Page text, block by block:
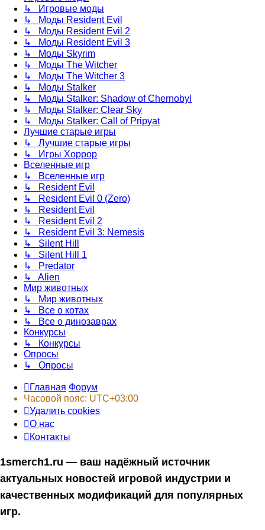
↳ Игровые моды
↳ Моды Resident Evil
↳ Моды Resident Evil 2
↳ Моды Resident Evil 3
↳ Моды Skyrim
↳ Моды The Witcher
↳ Моды The Witcher 3
↳ Моды Stalker
↳ Моды Stalker: Shadow of Chernobyl
↳ Моды Stalker: Clear Sky
↳ Моды Stalker: Call of Pripyat
Лучшие старые игры
↳ Лучшие старые игры
↳ Игры Хоррор
Вселенные игр
↳ Вселенные игр
↳ Resident Evil
↳ Resident Evil 0 (Zero)
↳ Resident Evil
↳ Resident Evil 2
↳ Resident Evil 3: Nemesis
↳ Silent Hill
↳ Silent Hill 1
↳ Predator
↳ Alien
Мир животных
↳ Мир животных
↳ Все о котах
↳ Все о динозаврах
Конкурсы
↳ Конкурсы
Опросы
↳ Опросы
Главная Форум
Часовой пояс: UTC+03:00
Удалить cookies
О нас
Контакты
1smerch1.ru — ваш надёжный источник
актуальных новостей игровой индустрии и
качественных модификаций для популярных
игр.